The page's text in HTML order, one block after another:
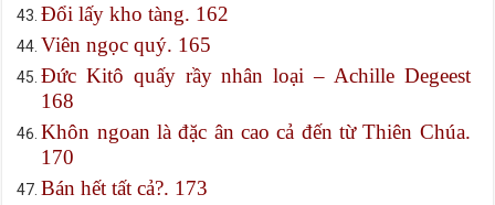
Đổi lấy kho tàng. 162
Viên ngọc quý. 165
Đức Kitô quấy rầy nhân loại – Achille Degeest
168
Khôn ngoan là đặc ân cao cả đến từ Thiên Chúa.
170
Bán hết tất cả?. 173